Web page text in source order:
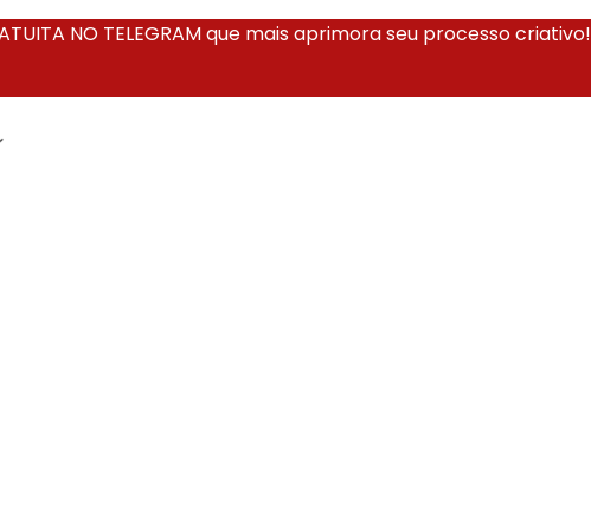
NO TELEGRAM que mais aprimora seu processo criativo!